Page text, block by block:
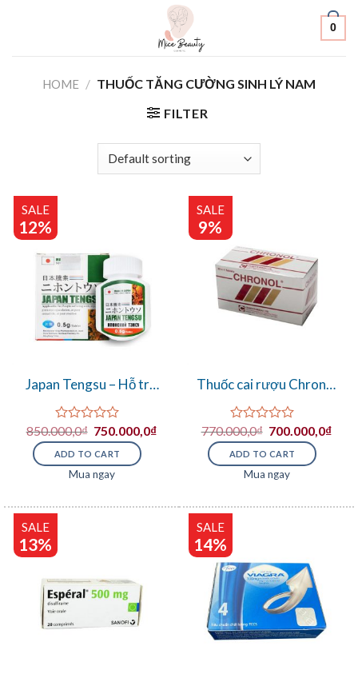
0
HOME / THUỐC TĂNG CƯỜNG SINH LÝ NAM
FILTER
SALE
12%
Japan Tengsu – Hỗ trợ
sinh lý nam giới
Rated
0
out
of
850.000,0₫ 750.000,0₫
ADD TO CART
Mua ngay
SALE
9%
Thuốc cai rượu Chronol
500mg
Rated
0
out
of
770.000,0₫ 700.000,0₫
ADD TO CART
Mua ngay
SALE
13%
SALE
14%